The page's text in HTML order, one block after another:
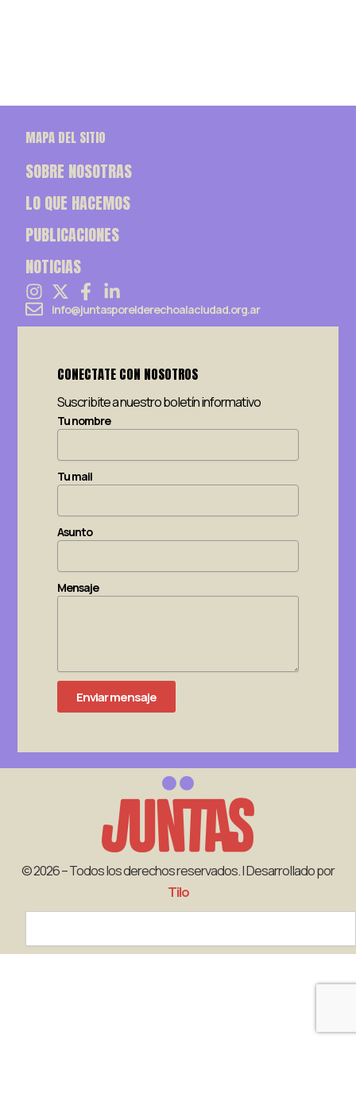
MAPA DEL SITIO
SOBRE NOSOTRAS
LO QUE HACEMOS
PUBLICACIONES
NOTICIAS
info@juntasporelderechoalaciudad.org.ar
CONECTATE CON NOSOTROS
Suscribite a nuestro boletín informativo
Tu nombre
Tu mail
Asunto
Mensaje
Enviar mensaje
© 2026 – Todos los derechos reservados. | Desarrollado por
Tilo